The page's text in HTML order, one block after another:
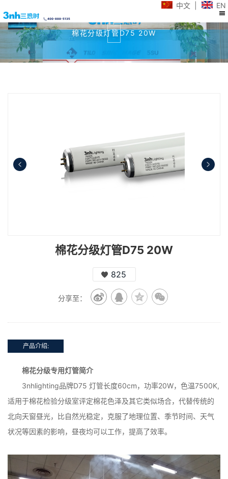
中文| EN
400-888-5135
棉花分级灯管D75 20W
棉花分级灯管D75 20W
825
分享至：
产品介绍:
棉花分级专用灯管简介
3nhlighting品牌D75 灯管长度60cm，功率20W，色温7500K,
适用于棉花检验分级室评定棉花色泽及其它类似场合，代替传统的
北向天窗昼光，比自然光稳定，克服了地理位置、季节时间、天气
状况等因素的影响，昼夜均可以工作，提高了效率。